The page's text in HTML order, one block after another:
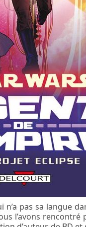
n’a pas sa langue
l’avons